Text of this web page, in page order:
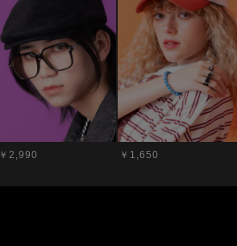
￥2,990 ￥1,650